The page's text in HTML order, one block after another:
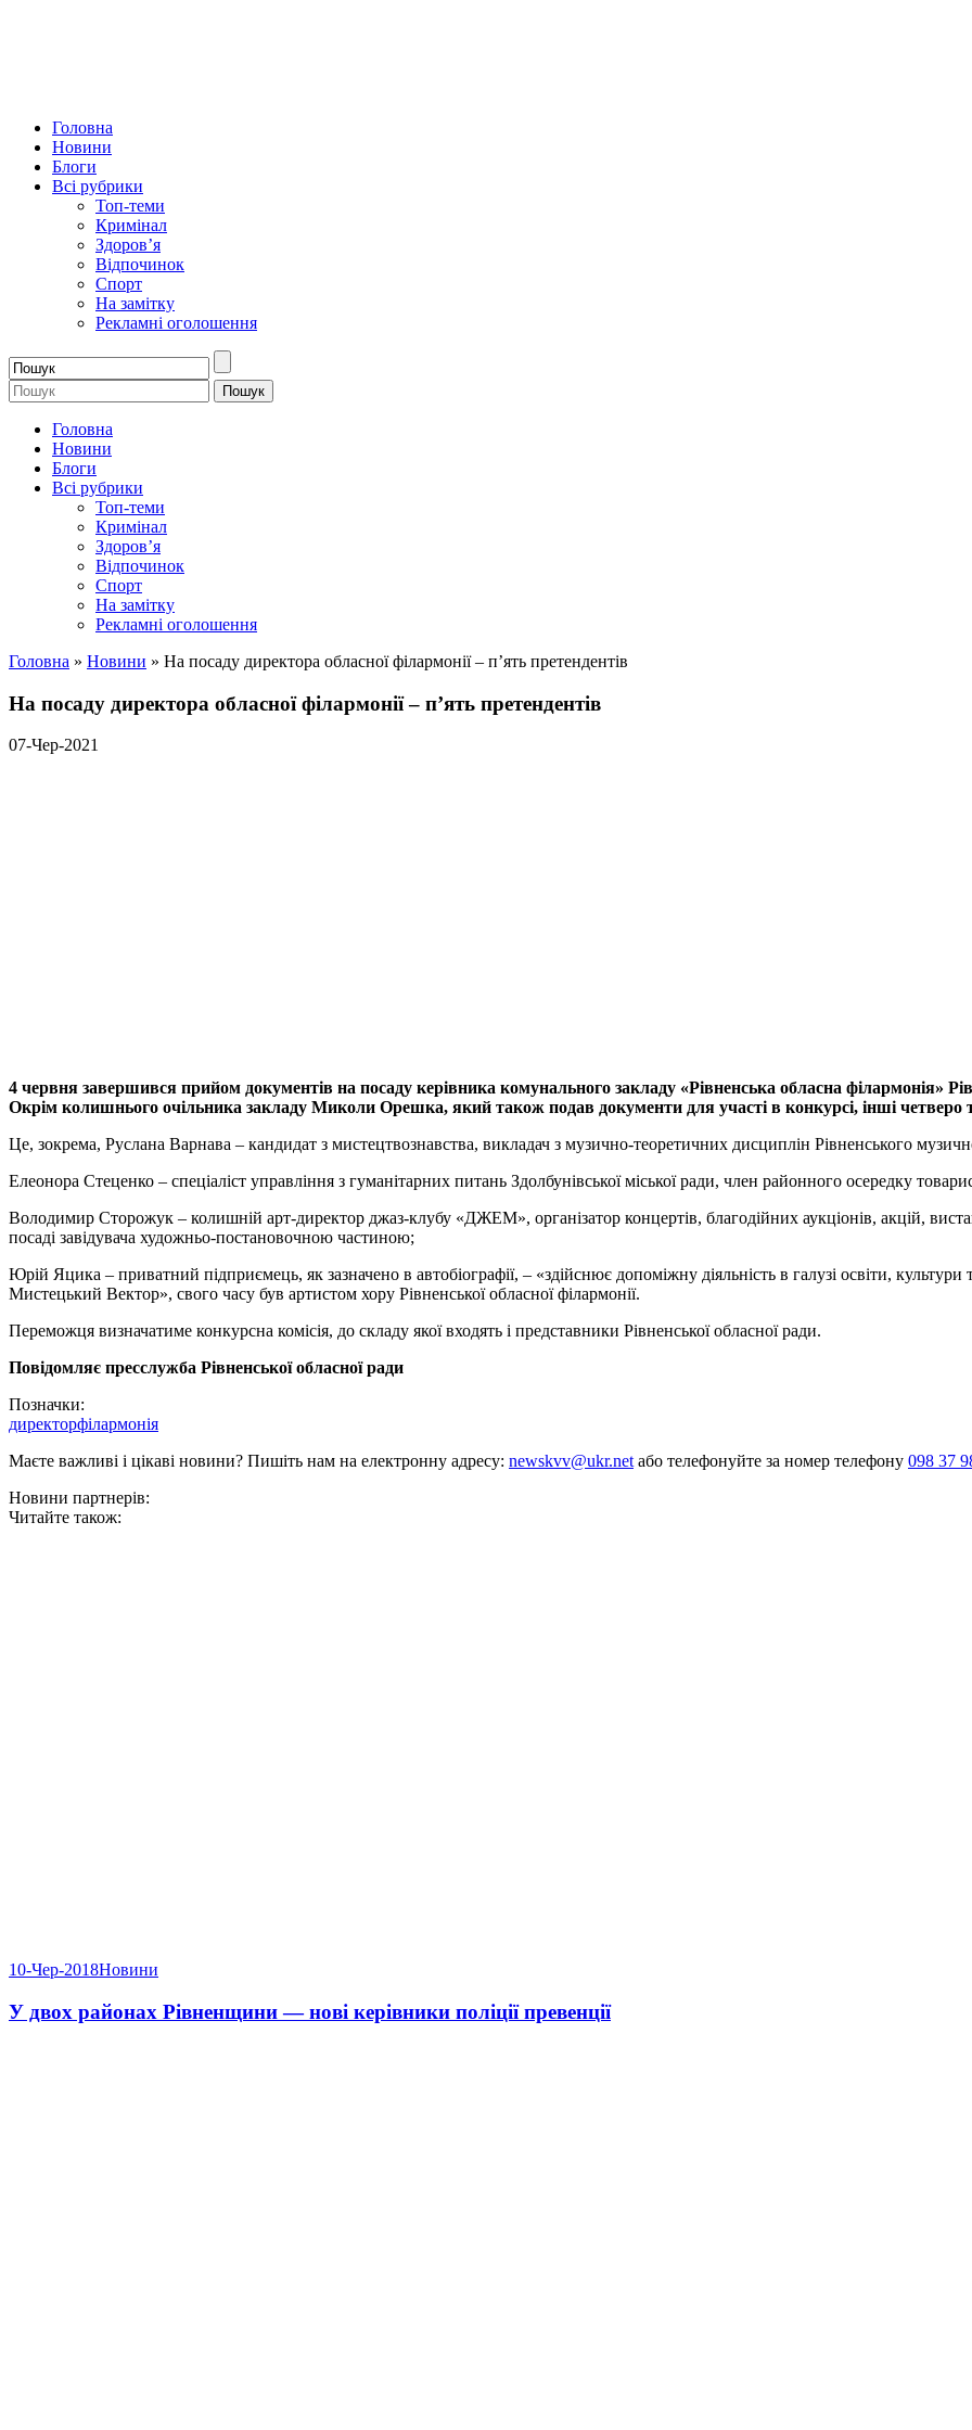
Головна
Новини
Блоги
Всі рубрики
Топ-теми
Кримінал
Здоров’я
Відпочинок
Спорт
На замітку
Рекламні оголошення
Головна
Новини
Блоги
Всі рубрики
Топ-теми
Кримінал
Здоров’я
Відпочинок
Спорт
На замітку
Рекламні оголошення
Головна » Новини » На посаду директора обласної філармонії – п’ять претендентів
На посаду директора обласної філармонії – п’ять претендентів
07-Чер-2021
4 червня завершився прийом документів на посаду керівника комунального закладу «Рівненська обласна філармонія»
Окрім колишнього очільника закладу Миколи Орешка, який також подав документи для участі в конкурсі, інші четверо
Це, зокрема, Руслана Варнава – кандидат з мистецтвознавства, викладач з музично-теоретичних дисциплін Рівненського
Елеонора Стеценко – спеціаліст управління з гуманітарних питань Здолбунівської міської ради, член районного осередку
Володимир Сторожук – колишній арт-директор джаз-клубу «ДЖЕМ», організатор концертів, благодійних аукціонів, акцій,
посаді завідувача художньо-постановочною частиною;
Юрій Яцика – приватний підприємець, як зазначено в автобіографії, – «здійснює допоміжну діяльність в галузі освіти,
Мистецький Вектор», свого часу був артистом хору Рівненської обласної філармонії.
Переможця визначатиме конкурсна комісія, до складу якої входять і представники Рівненської обласної ради.
Повідомляє пресслужба Рівненської обласної ради
Позначки:
директорфілармонія
Маєте важливі і цікаві новини? Пишіть нам на електронну адресу: newskvv@ukr.netабо телефонуйте за номер телефону 098 37
Новини партнерів:
Читайте також:
10-Чер-2018Новини
У двох районах Рівненщини — нові керівники поліції превенції